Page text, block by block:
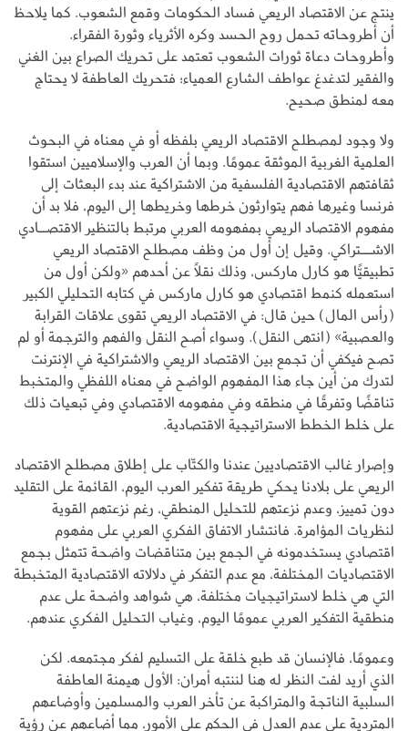
ينتج عن الاقتصاد الريعي فساد الحكومات وقمع الشعوب. كما يلاحظ
أن أطروحاته تحمل روح الحسد وكره الأثرياء وثورة الفقراء.
وأطروحات دعاة ثورات الشعوب تعتمد على تحريك الصراع بين الغني
والفقير لتدغدغ عواطف الشارع العمياء؛ فتحريك العاطفة لا يحتاج
معه لمنطق صحيح.
ولا وجود لمصطلح الاقتصاد الريعي بلفظه أو في معناه في البحوث
العلمية الغربية الموثقة عمومًا. وبما أن العرب والإسلاميين استقوا
ثقافتهم الاقتصادية الفلسفية من الاشتراكية عند بدء البعثات إلى
فرنسا وغيرها فهم يتوارثون خرطها وخريطها إلى اليوم، فلا بد أن
مفهوم الاقتصاد الريعي بمفهومه العربي مرتبط بالتنظير الاقتصــادي
الاشـــتراكي. وقيل إن أول من وظف مصطلح الاقتصاد الريعي
تطبيقيًّا هو كارل ماركس، وذلك نقلاً عن أحدهم «ولكن أول من
استعمله كنمط اقتصادي هو كارل ماركس في كتابه التحليلي الكبير
(رأس المال) حين قال: في الاقتصاد الريعي تقوى علاقات القرابة
والعصبية» (انتهى النقل). وسواء أصح النقل والفهم والترجمة أو لم
تصح فيكفي أن تجمع بين الاقتصاد الريعي والاشتراكية في الإنترنت
لتدرك من أين جاء هذا المفهوم الواضح في معناه اللفظي والمتخبط
تناقضًا وتفرقًا في منطقه وفي مفهومه الاقتصادي وفي تبعيات ذلك
على خلط الخطط الاستراتيجية الاقتصادية.
وإصرار غالب الاقتصاديين عندنا والكتّاب على إطلاق مصطلح الاقتصاد
الريعي على بلادنا يحكي طريقة تفكير العرب اليوم، القائمة على التقليد
دون تمييز، وعدم نزعتهم للتحليل المنطقي، رغم نزعتهم القوية
لنظريات المؤامرة. فانتشار الاتفاق الفكري العربي على مفهوم
اقتصادي يستخدمونه في الجمع بين متناقضات واضحة تتمثل بجمع
الاقتصاديات المختلفة، مع عدم التفكر في دلالاته الاقتصادية المتخبطة
التي هي خلط لاستراتيجيات مختلفة، هي شواهد واضحة على عدم
منطقية التفكير العربي عمومًا اليوم، وغياب التحليل الفكري عندهم.
وعمومًا، فالإنسان قد طبع خلقة على التسليم لفكر مجتمعه. لكن
الذي أريد لفت النظر له هنا لننتبه أمران: الأول هيمنة العاطفة
السلبية الناتجة والمتراكبة عن تأخر العرب والمسلمين وأوضاعهم
المتردية على عدم العدل في الحكم على الأمور، مما أضاعهم عن رؤية